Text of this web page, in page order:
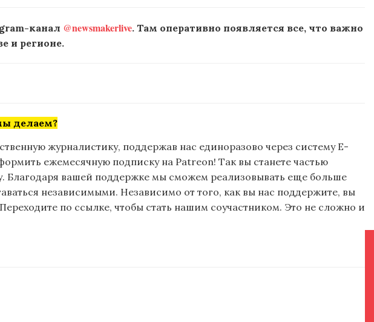
канал @newsmakerlive. Там оперативно появляется все, что важно
и регионе.
делаем?
журналистику, поддержав нас единоразово через систему E-
ежемесячную подписку на Patreon! Так вы станете частью
Благодаря вашей поддержке мы сможем реализовывать еще больше
независимыми. Независимо от того, как вы нас поддержите, вы
по ссылке, чтобы стать нашим соучастником. Это не сложно и